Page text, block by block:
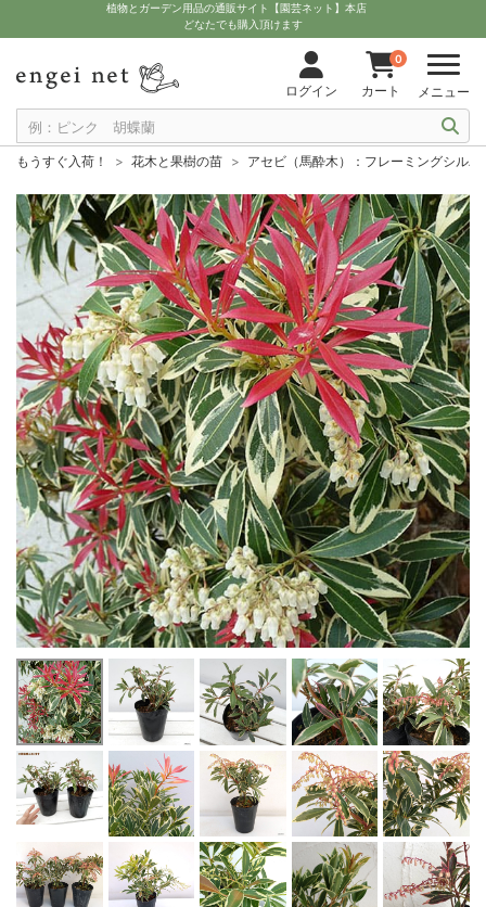
植物とガーデン用品の通販サイト【園芸ネット】本店
どなたでも購入頂けます
ログイン
0
カート メニュー
もうすぐ入荷！ 花木と果樹の苗 アセビ（馬酔木）：フレーミングシル